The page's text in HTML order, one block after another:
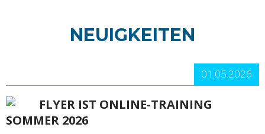
NEUIGKEITEN
01.05.2026
FLYER IST ONLINE-TRAINING
SOMMER 2026